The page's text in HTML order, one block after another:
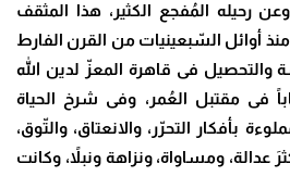
رحيله المُفجع الكثير، هذا المثقف
أوائل السّبعينيات من القرن الفارط
والتحصيل فى قاهرة المعزّ لدين الله
فى مقتبل العُمر، وفى شرخ الحياة
بأفكار التحرّر، والانعتاق، والتّوق،
عدالة، ومساواة، ونزاهة ونبلاً، وكانت